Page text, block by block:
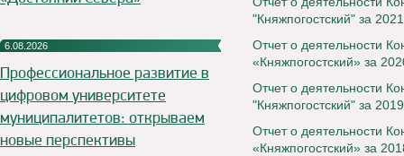
6.08.2026
Профессиональное развитие в
цифровом университете
муниципалитетов: открываем
новые перспективы
"Княжпогостский" за
Отчет о деятельности
«Княжпогостский» за
Отчет о деятельности
"Княжпогостский" за
Отчет о деятельности
«Княжпогостский» за